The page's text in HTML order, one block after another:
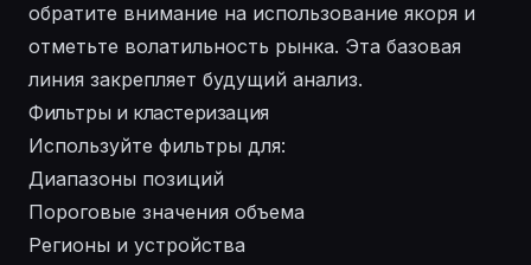
обратите внимание на использование якоря и
отметьте волатильность рынка. Эта базовая
линия закрепляет будущий анализ.
Фильтры и кластеризация
Используйте фильтры для:
Диапазоны позиций
Пороговые значения объема
Регионы и устройства